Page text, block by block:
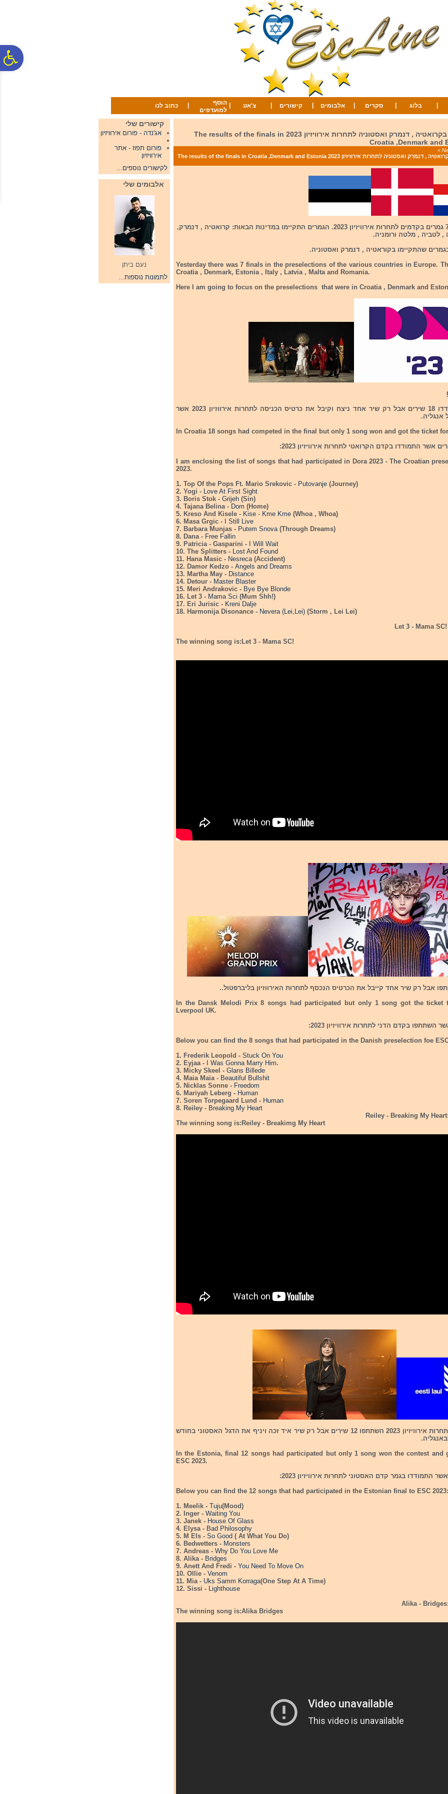
בלוג סקרים אלבומים קישורים צ'אט
הוסף
למועדפים
כתוב לנו
קישורים שלי
אג'נדה - פורום אירוויזיון
פורום תפוז - אתר
אירוויזיון
לקישורים נוספים...
אלבומים שלי
נעם ביתן
לתמונות נוספות...
תוצאות הגמרים בקרואטיה , דנמרק ואסטוניה לתחרות אירוויזיון 2023 The results of the finals in
Croatia ,Denmark and
>
תוצאות הגמרים בקרואטיה , דנמרק ואסטוניה לתחרות אירוויזיון 2023 The results of the finals in Croatia ,Denmark and Estonia
אתמול התקיימו 7 גמרים בקדמים לתחרות אירוויזיון 2023. הגמרים התקיימו במדינות הבאות: קרואטיה , דנמרק,
, לטביה , מלטה ורומניה.
שהתקיימו בקוראטיה , דנמרק ואסטוניה.
Yesterday there was 7 finals in the preselections of the various countries in Europe.
Croatia , Denmark, Estonia , Italy , Latvia , Malta and Romania.
Here I am going to focus on the preselections that were in Croatia , Denmark and
בקרואטיה התמודדו 18 שירים אבל רק שיר אחד ניצח וקיבל את כרטיס הכניסה לתחרות אירווזיון 2023 אשר
אנגליה.
In Croatia 18 songs had competed in the final but only 1 song won and got the ticket for
אשר התמודדו בקדם הקרואטי לתחרות אירוויזיון 2023:
I am enclosing the list of songs that had participated in Dora 2023 - The Croatian
2023.
1. Top Of the Pops Ft. Mario Srekovic - Putovanje (Journey)
2. Yogi - Love At First Sight
3. Boris Stok - Grijeh (Sin)
4. Tajana Belina - Dom (Home)
5. Kreso And Kisele - Kise - Kme Kme (Whoa , Whoa)
6. Masa Grgic -
I Still Live
7. Barbara Munjas - Putem Snova(Through Dreams)
8. Dana - Free Fallin
9. Patricia - Gasparini -
I Will Wait
10. The Splitters - Lost And Found
11. Hana Masic - Nesreca(Accident)
12. Damor Kedzo - Angels and Dreams
13. Martha May - Distance
14. Detour - Master Blaster
15. Meri Andrakovic - Bye Bye Blonde
16. Let 3 - Mama Sci (Mum Shh!)
17. Eri Jurisic - Kreni Dalje
18. Harmonija Disonance - Nevera (Lei,Lei) (Storm , Lei Lei)
Let 3 - Mama SC
The winning song is: Let 3 - Mama SC!
אבל רק שיר אחד קייבל את הכרטיס הנכסף לתחרות האירווזיון בליברפטול..
In the Dansk Melodi Prix 8 songs had participated but only 1 song got the ticket
Lverpool UK.
Below you can find the 8 songs that had participated in the Danish preselection foe
1. Frederik Leopold - Stuck On You
2. Eyjaa -
I Was Gonna Marry Him.
3. Micky Skeel - Glans Billede
4. Maia Maia - Beautiful Bullshit
5. Nicklas Sonne - Freedom
6. Mariyah Leberg - Human
7. Soren Torpegaard Lund - Human
8. Reiley - Breaking My Heart
:Reiley - Breaking My Heart
The winning song is: Reiley - Breakimg My Heart
בגמר האסטוני לתחרות אירוויזיון 2023 השתתפו 12 שירים אבל רק שיר איד זכה ויניף את הדגל האסטוני בחודש
In the Estonia, final 12 songs had participated but only 1 song won the contest and
ESC 2023.
Below you can find the 12 songs that had participated in the Estonian final to ESC 2023:
1. Meelik - Tuju(Mood)
2. Inger - Waiting You
3. Janek - House Of Glass
4. Elysa - Bad Philosophy
5. M Els - So Good ( At What You Do)
6. Bedwetters - Monsters
7. Andreas - Why Do You Love Me
8. Alika - Bridges
9. Anett And Fredi - You Need To Move On
10. Ollie - Venom
11. Mia - Uks Samm Korraga(One Step At A Time)
12. Sissi - Lighthouse
Alika - Bridges
The winning song is:Alika Bridges